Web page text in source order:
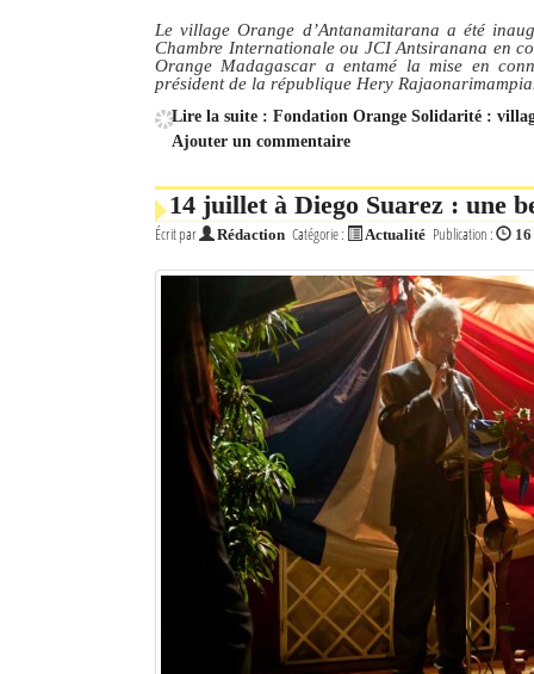
Le village Orange d’Antanamitarana a été
Chambre Internationale ou JCI Antsiranana en
Orange Madagascar a entamé la mise en
président de la république Hery
Lire la suite : Fondation Orange Solidarité :
Ajouter un commentaire
14 juillet à Diego Suarez : une
Écrit par Rédaction Catégorie : Actualité Publication :